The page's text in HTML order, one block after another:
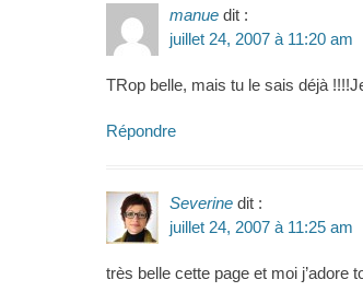
manue dit :
juillet 24, 2007 à 11:20 am
TRop belle, mais tu le sais déjà
Répondre
Severine dit :
juillet 24, 2007 à 11:25 am
très belle cette page et moi j’adore